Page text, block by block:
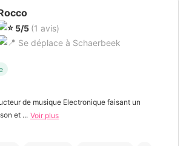
5/5 (1 avis)
Se déplace à Schaerbeek
de musique Electronique faisant un
et ... Voir plus